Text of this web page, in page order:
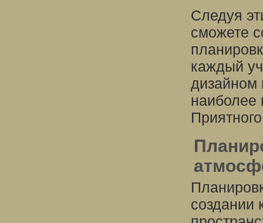
Следуя
сможете
каждый
дизайном
наиболее
создании